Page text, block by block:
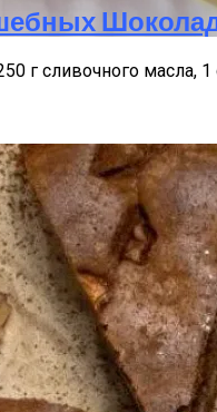
Печенье С
г сливочного